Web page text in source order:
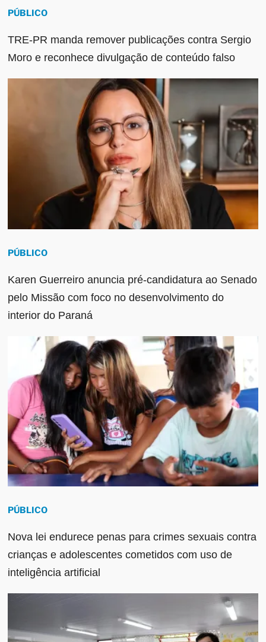
PÚBLICO
TRE-PR manda remover publicações contra Sergio
Moro e reconhece divulgação de conteúdo falso
PÚBLICO
Karen Guerreiro anuncia pré-candidatura ao Senado
pelo Missão com foco no desenvolvimento do
interior do Paraná
PÚBLICO
Nova lei endurece penas para crimes sexuais contra
crianças e adolescentes cometidos com uso de
inteligência artificial